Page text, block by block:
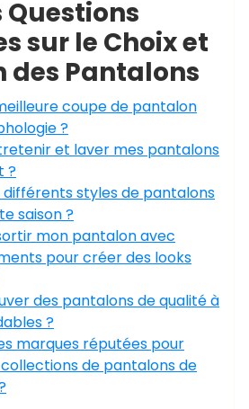
Questions
sur le Choix et
des Pantalons
coupe de pantalon
?
et laver mes pantalons
?
différents styles de pantalons
saison ?
mon pantalon avec
pour créer des looks
des pantalons de qualité à
?
marques réputées pour
de pantalons de